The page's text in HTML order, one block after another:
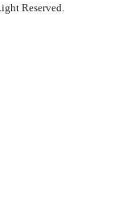
Reserved.